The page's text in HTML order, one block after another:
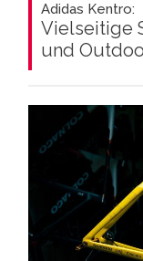
Adidas Kentro:
Vielseitige
und